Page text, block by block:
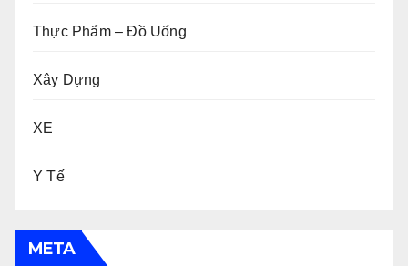
Thực Phẩm – Đồ Uống
Xây Dựng
XE
Y Tế
META